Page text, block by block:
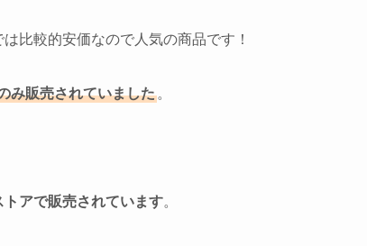
比較的安価なので人気の商品です！
み販売されていました 。
アで販売されています。